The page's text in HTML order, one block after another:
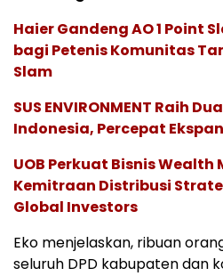
Haier Gandeng AO 1 Point
bagi Petenis Komunitas
Slam
SUS ENVIRONMENT Raih
Indonesia, Percepat
UOB Perkuat Bisnis
Kemitraan Distribusi
Global Investors
Eko menjelaskan, ribuan
seluruh DPD kabupaten dan